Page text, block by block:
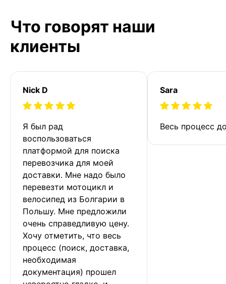
Что говорят наши
клиенты
Nick D
Я был рад
воспользоваться
платформой для поиска
перевозчика для моей
доставки. Мне надо было
перевезти мотоцикл и
велосипед из Болгарии в
Польшу. Мне предложили
очень справедливую цену.
Хочу отметить, что весь
процесс (поиск, доставка,
необходимая
документация) прошел
Sara
Весь процесс